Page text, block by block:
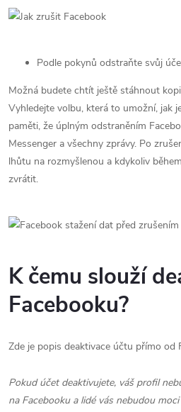
Podle pokynů odstraňte svůj
Možná budete chtít ještě stáhnout
Vyhledejte volbu, která to umožní, jak
paměti, že úplným odstraněním
Messenger a všechny zprávy. Po
lhůtu na rozmyšlenou a kdykoliv
zvrátit.
K čemu slouží
Facebooku?
Zde je popis deaktivace účtu přímo od
Pokud účet deaktivujete, váš profil
na Facebooku a lidé vás nebudou